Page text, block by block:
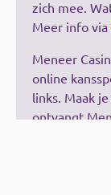
zich mee.
Meer info via
Meneer
online
links. Maak
ontvangt